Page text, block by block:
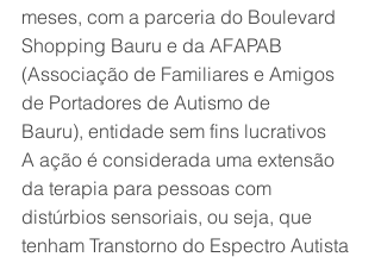
meses, com a parceria do Boulevard
Shopping Bauru e da AFAPAB
(Associação de Familiares e Amigos
de Portadores de Autismo de
Bauru), entidade sem fins lucrativos
A ação é considerada uma extensão
da terapia para pessoas com
distúrbios sensoriais, ou seja, que
tenham Transtorno do Espectro Autista